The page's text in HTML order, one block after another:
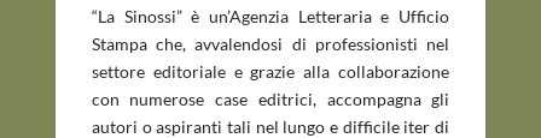
“La Sinossi” è un’Agenzia Letteraria e Ufficio
Stampa che, avvalendosi di professionisti nel
settore editoriale e grazie alla collaborazione
con numerose case editrici, accompagna gli
autori o aspiranti tali nel lungo e difficile iter di